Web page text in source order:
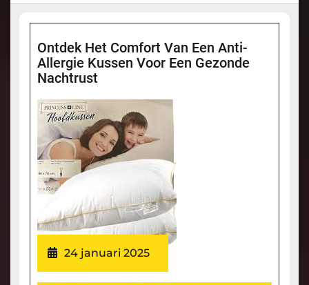
Ontdek Het Comfort Van Een Anti-
Allergie Kussen Voor Een Gezonde
Nachtrust
24 januari 2025